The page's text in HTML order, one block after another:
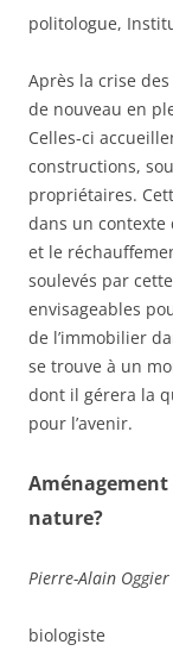
politologue,
Après la crise
de nouveau en
Celles-ci
constructions,
propriétaires.
dans un contexte
et le
soulevés par
envisageables
de l’immobilier
se trouve à un
dont il gérera la
pour l’avenir.
nature?
Pierre-Alain Oggier
biologiste